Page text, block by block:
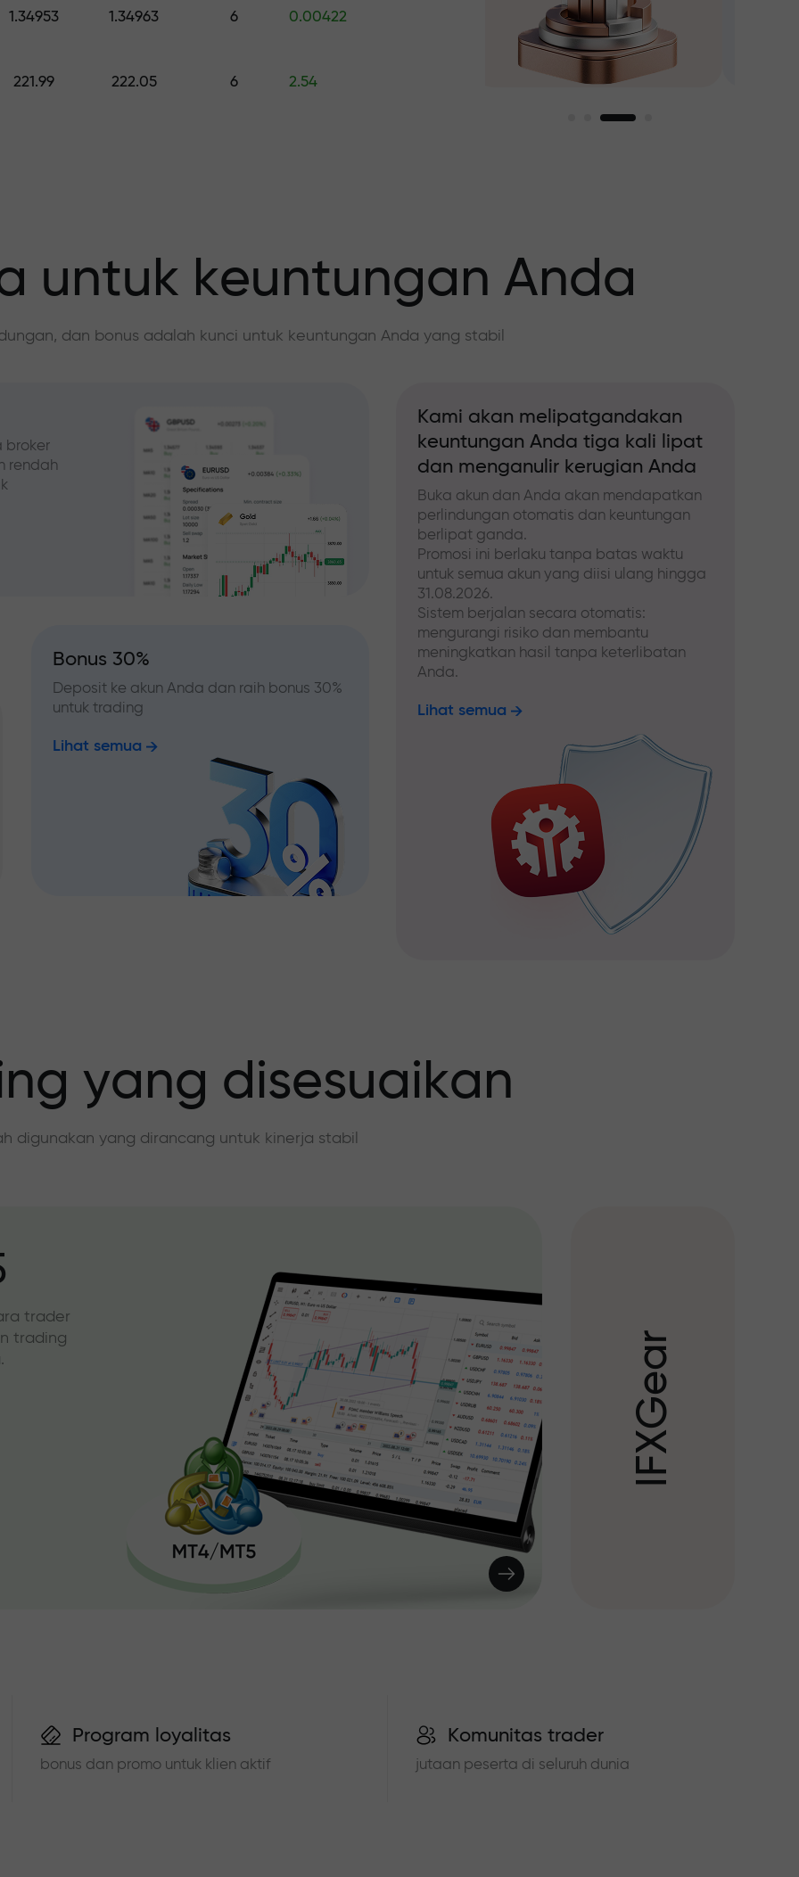
Anda
—
1.34953 1.34963 6 0.00422
221.99 222.05 6 2.54
untuk keuntungan Anda
dan bonus adalah kunci untuk keuntungan Anda yang stabil
broker
rendah
Bonus 30%
Deposit ke akun Anda dan raih bonus 30%
untuk trading
Lihat semua
Kami akan melipatgandakan
keuntungan Anda tiga kali lipat
dan menganulir kerugian Anda
Buka akun dan Anda akan mendapatkan
perlindungan otomatis dan keuntungan
berlipat ganda.
Promosi ini berlaku tanpa batas waktu
untuk semua akun yang diisi ulang hingga
31.08.2026.
Sistem berjalan secara otomatis:
mengurangi risiko dan membantu
meningkatkan hasil tanpa keterlibatan
Anda.
Lihat semua
yang disesuaikan
digunakan yang dirancang untuk kinerja stabil
trader
trading
I
F
X
G
e
a
r
Program loyalitas
bonus dan promo untuk klien aktif
Komunitas trader
jutaan peserta di seluruh dunia